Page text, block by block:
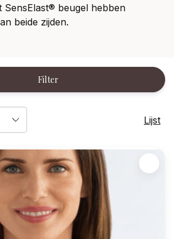
SensElast® beugel hebben
beide zijden.
Filter
Lijst